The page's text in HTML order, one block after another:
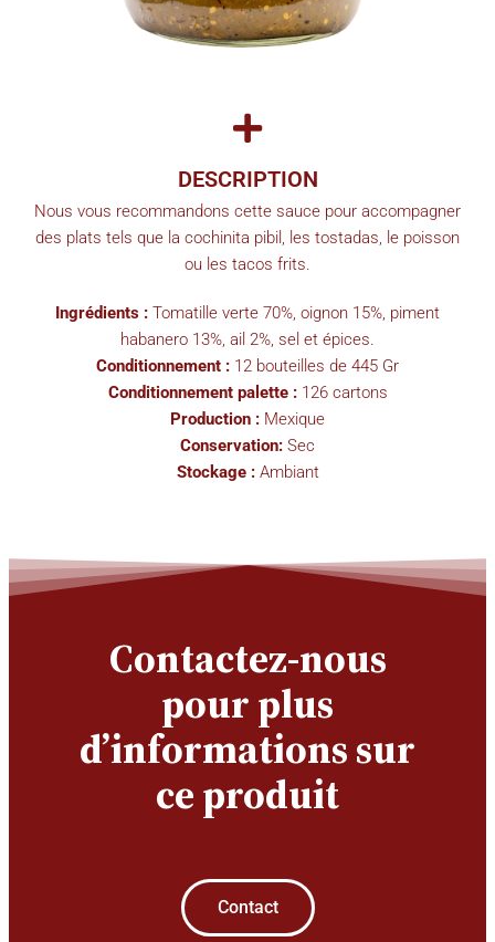
DESCRIPTION
Nous vous recommandons cette sauce pour accompagner
des plats tels que la cochinita pibil, les tostadas, le poisson
ou les tacos frits.
Ingrédients : Tomatille verte 70%, oignon 15%, piment
habanero 13%, ail 2%, sel et épices.
Conditionnement : 12 bouteilles de 445 Gr
Conditionnement palette : 126 cartons
Production : Mexique
Conservation: Sec
Stockage : Ambiant
Contactez-nous
pour plus
d’informations sur
ce produit
Contact